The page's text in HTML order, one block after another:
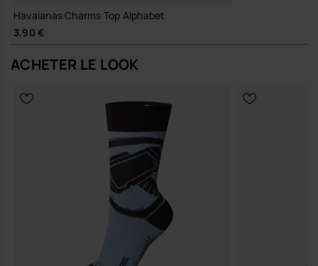
Havaianas Charms Top Alphabet
3,90 €
ACHETER LE LOOK